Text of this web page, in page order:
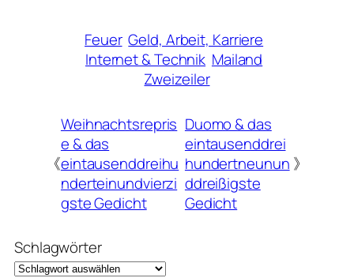
Feuer Geld, Arbeit, Karriere
Internet & Technik Mailand
Zweizeiler
《
Weihnachtsrepris
e & das
eintausenddreihu
nderteinundvierzi
gste Gedicht
Duomo & das
eintausenddrei
hundertneunun
ddreißigste
Gedicht
》
Schlagwörter